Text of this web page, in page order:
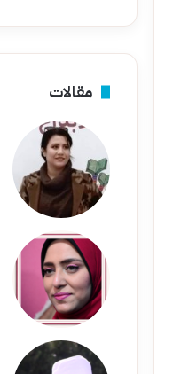
مقالات